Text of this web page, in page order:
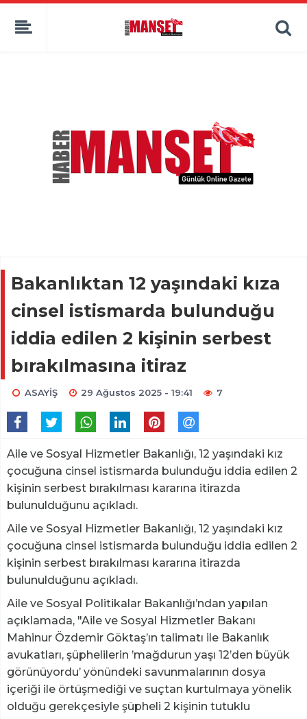
Bakanlıktan 12 yaşındaki kıza
cinsel istismarda bulunduğu
iddia edilen 2 kişinin serbest
bırakılmasına itiraz
ASAYİŞ 29 Ağustos 2025 - 19:41 7
Aile ve Sosyal Hizmetler Bakanlığı, 12 yaşındaki kız
çocuğuna cinsel istismarda bulunduğu iddia edilen 2
kişinin serbest bırakılması kararına itirazda
bulunulduğunu açıkladı.
Aile ve Sosyal Hizmetler Bakanlığı, 12 yaşındaki kız
çocuğuna cinsel istismarda bulunduğu iddia edilen 2
kişinin serbest bırakılması kararına itirazda
bulunulduğunu açıkladı.
Aile ve Sosyal Politikalar Bakanlığı’ndan yapılan
açıklamada, "Aile ve Sosyal Hizmetler Bakanı
Mahinur Özdemir Göktaş’ın talimatı ile Bakanlık
avukatları, şüphelilerin ’mağdurun yaşı 12’den büyük
görünüyordu’ yönündeki savunmalarının dosya
içeriği ile örtüşmediği ve suçtan kurtulmaya yönelik
olduğu gerekçesiyle şüpheli 2 kişinin tutuklu